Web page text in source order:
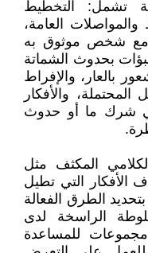
تشمل: التخطيط
العامة،
مع شخص موثوق به
بحدوث الشماتة
بالعار، والإفراط
والأفكار
في شرك ما أو حدوث
المكثف مثل
الأفكار التي تطيل
الطرق الفعالة
الراسخة لدى
للمساعدة